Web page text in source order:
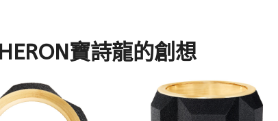
寶詩龍的創想